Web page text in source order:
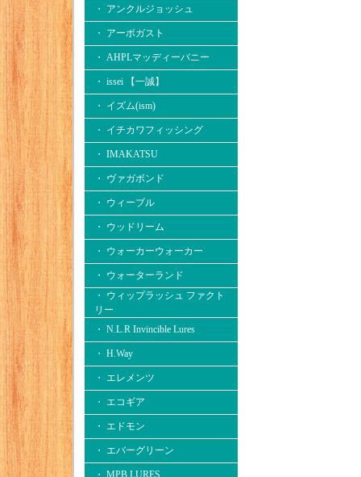
・ アンクルジョッシュ
・ アーボガスト
・ AHPLマッディーバニー
・ issei 【一誠】
・ イズム(ism)
・ イチカワフィッシング
・ IMAKATSU
・ ヴァガボンド
・ ウィーブル
・ ウッドリーム
・ ウォーカーウォーカー
・ ウォーターランド
・ ウィップラッシュ ファクト
リー
・ N.L.R Invincible Lures
・ H.Way
・ エレメンツ
・ エコギア
・ エドモン
・ エバーグリーン
・ MPB LURES